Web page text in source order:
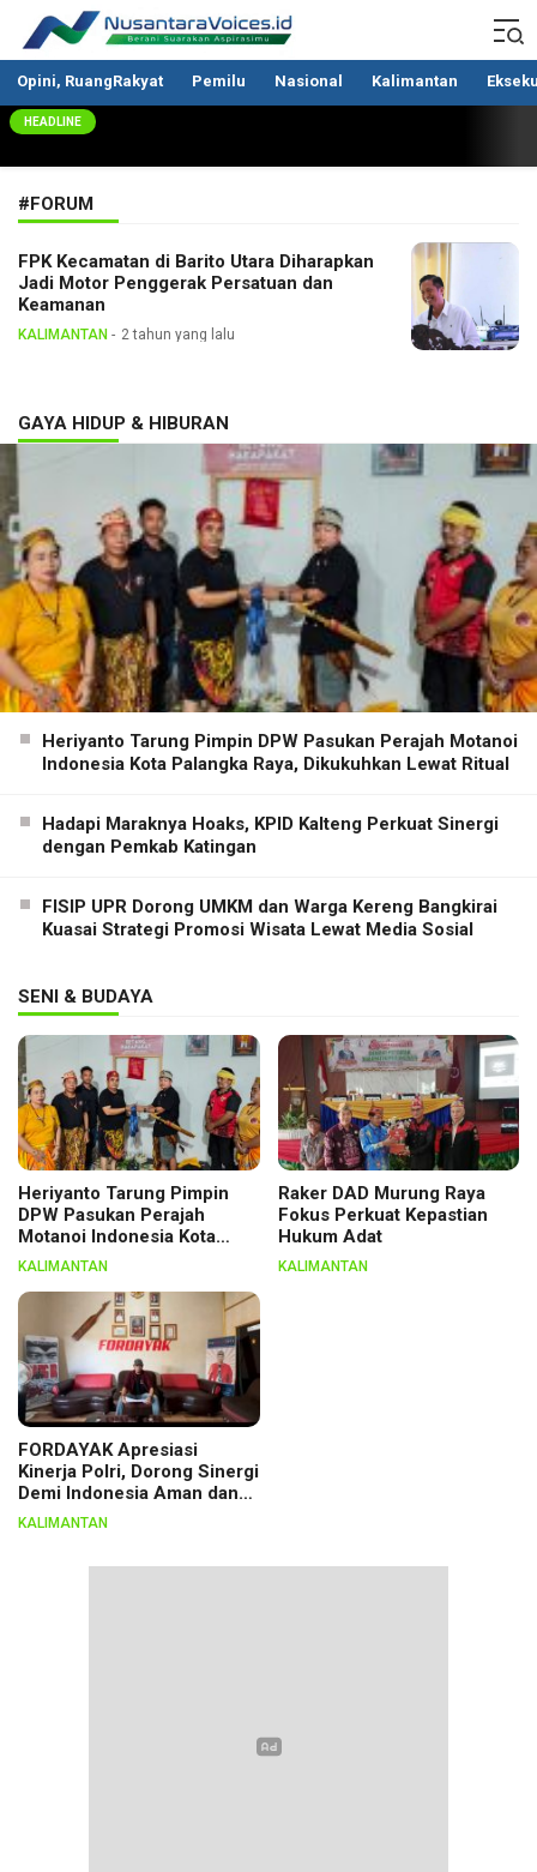
Nusantaravoices.id
Berani Suarakan Aspirasimu
Opini, RuangRakyat Pemilu Nasional Kalimantan
HEADLINE
#FORUM
FPK Kecamatan di Barito Utara Diharapkan
Jadi Motor Penggerak Persatuan dan
Keamanan
KALIMANTAN 2 tahun yang lalu
GAYA HIDUP & HIBURAN
Heriyanto Tarung Pimpin DPW Pasukan Perajah Motanoi
Indonesia Kota Palangka Raya, Dikukuhkan Lewat Ritual
Hadapi Maraknya Hoaks, KPID Kalteng Perkuat Sinergi
dengan Pemkab Katingan
FISIP UPR Dorong UMKM dan Warga Kereng Bangkirai
Kuasai Strategi Promosi Wisata Lewat Media Sosial
SENI & BUDAYA
Heriyanto Tarung Pimpin
DPW Pasukan Perajah
Motanoi Indonesia Kota
Palangka Raya, Dikukuhkan
KALIMANTAN
Raker DAD Murung Raya
Fokus Perkuat Kepastian
Hukum Adat
KALIMANTAN
FORDAYAK Apresiasi
Kinerja Polri, Dorong Sinergi
Demi Indonesia Aman dan
Berkeadilan
KALIMANTAN